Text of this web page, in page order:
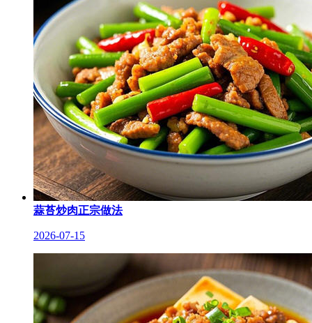
蒜苔炒肉正宗做法
2026-07-15